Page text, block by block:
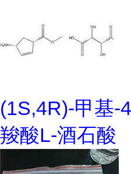
(1S,4R)-甲基-
羧酸L-酒石酸